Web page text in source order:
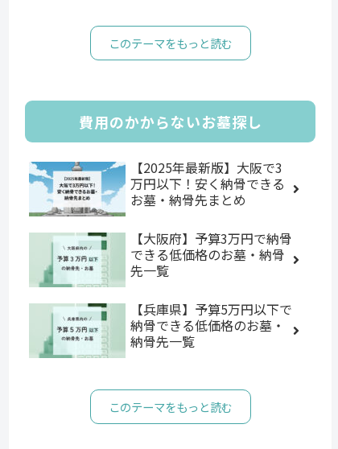
このテーマをもっと読む
費用のかからないお墓探し
【2025年最新版】大阪で3
万円以下！安く納骨できる
お墓・納骨先まとめ
【大阪府】予算3万円で納骨
できる低価格のお墓・納骨
先一覧
【兵庫県】予算5万円以下で
納骨できる低価格のお墓・
納骨先一覧
このテーマをもっと読む